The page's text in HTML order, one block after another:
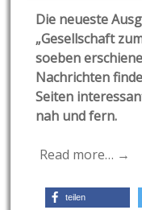
Die neueste
„Gesellschaft
soeben
Nachrichten
Seiten
nah und fern.
Read more… →
teilen